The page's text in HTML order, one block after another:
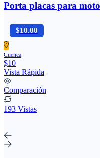
Porta placas para moto
$10.00
Cuenca
$10
Vista Rápida
Comparación
193 Vistas